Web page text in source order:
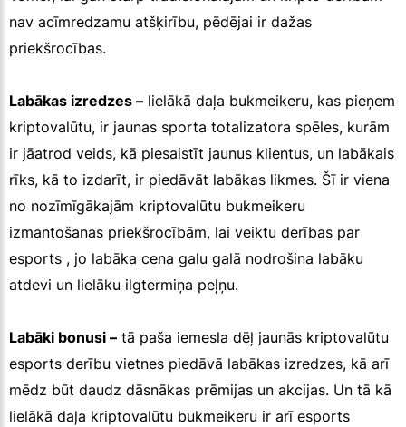
nav acīmredzamu atšķirību, pēdējai ir dažas
priekšrocības.
Labākas izredzes – lielākā daļa bukmeikeru, kas pieņem
kriptovalūtu, ir jaunas sporta totalizatora spēles, kurām
ir jāatrod veids, kā piesaistīt jaunus klientus, un labākais
rīks, kā to izdarīt, ir piedāvāt labākas likmes. Šī ir viena
no nozīmīgākajām kriptovalūtu bukmeikeru
izmantošanas priekšrocībām, lai veiktu derības par
esports , jo labāka cena galu galā nodrošina labāku
atdevi un lielāku ilgtermiņa peļņu.
Labāki bonusi – tā paša iemesla dēļ jaunās kriptovalūtu
esports derību vietnes piedāvā labākas izredzes, kā arī
mēdz būt daudz dāsnākas prēmijas un akcijas. Un tā kā
lielākā daļa kriptovalūtu bukmeikeru ir arī esports